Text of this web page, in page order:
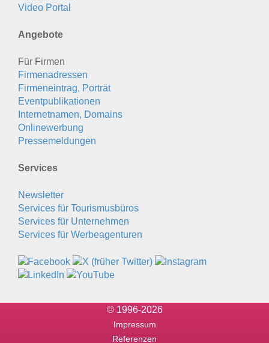
Video Portal
Angebote
Für Firmen
Firmenadressen
Firmeneintrag, Porträt
Eventpublikationen
Internetnamen, Domains
Onlinewerbung
Pressemeldungen
Services
Newsletter
Services für Tourismusbüros
Services für Unternehmen
Services für Werbeagenturen
© 1996-2026
Impressum
Referenzen